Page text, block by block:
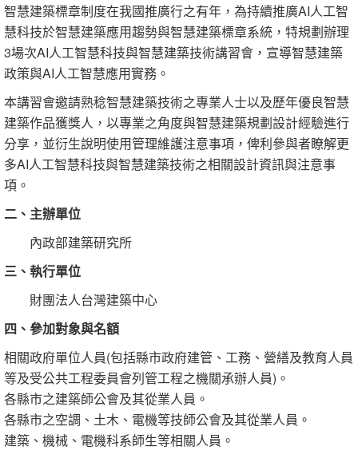
智慧建築標章制度在我國推廣行之有年，為持續推廣AI人工智
慧科技於智慧建築應用趨勢與智慧建築標章系統，特規劃辦理
3場次AI人工智慧科技與智慧建築技術講習會，宣導智慧建築
政策與AI人工智慧應用實務。
本講習會邀請熟稔智慧建築技術之專業人士以及歷年優良智慧
建築作品獲獎人，以專業之角度與智慧建築規劃設計經驗進行
分享，並衍生說明使用管理維護注意事項，俾利參與者瞭解更
多AI人工智慧科技與智慧建築技術之相關設計資訊與注意事
項。
二、主辦單位
內政部建築研究所
三、執行單位
財團法人台灣建築中心
四、參加對象與名額
相關政府單位人員(包括縣市政府建管、工務、營繕及教育人員
等及受公共工程委員會列管工程之機關承辦人員)。
各縣市之建築師公會及其從業人員。
各縣市之空調、土木、電機等技師公會及其從業人員。
建築、機械、電機科系師生等相關人員。